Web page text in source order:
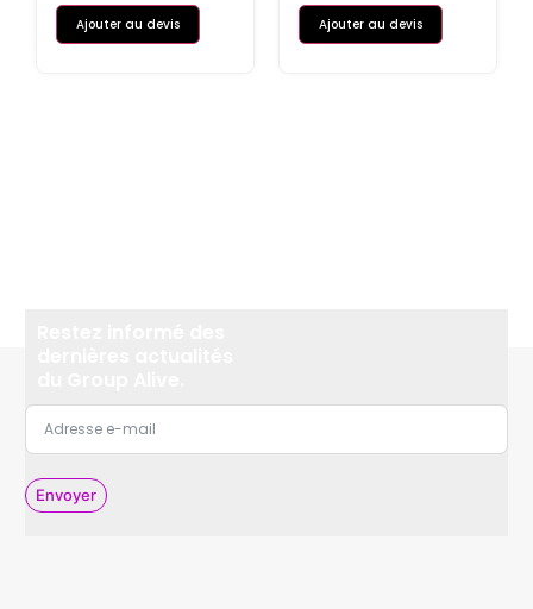
Ajouter au devis Ajouter au devis
Envoyer